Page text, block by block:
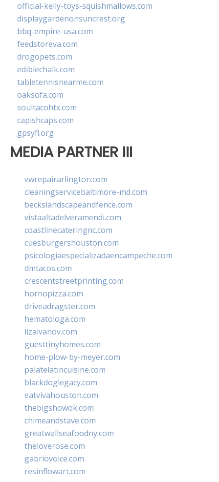
official-kelly-toys-squishmallows.com
displaygardenonsuncrest.org
bbq-empire-usa.com
feedstoreva.com
drogopets.com
ediblechalk.com
tabletennisnearme.com
oaksofa.com
soultacohtx.com
capishcaps.com
gpsyfl.org
MEDIA PARTNER III
vwrepairarlington.com
cleaningservicebaltimore-md.com
beckslandscapeandfence.com
vistaaltadelveramendi.com
coastlinecateringnc.com
cuesburgershouston.com
psicologiaespecializadaencampeche.com
dmtacos.com
crescentstreetprinting.com
hornopizza.com
driveadragster.com
hematologa.com
lizaivanov.com
guesttinyhomes.com
home-plow-by-meyer.com
palatelatincuisine.com
blackdoglegacy.com
eatvivahouston.com
thebigshowok.com
chimeandstave.com
greatwallseafoodny.com
theloverose.com
gabriovoice.com
resinflowart.com